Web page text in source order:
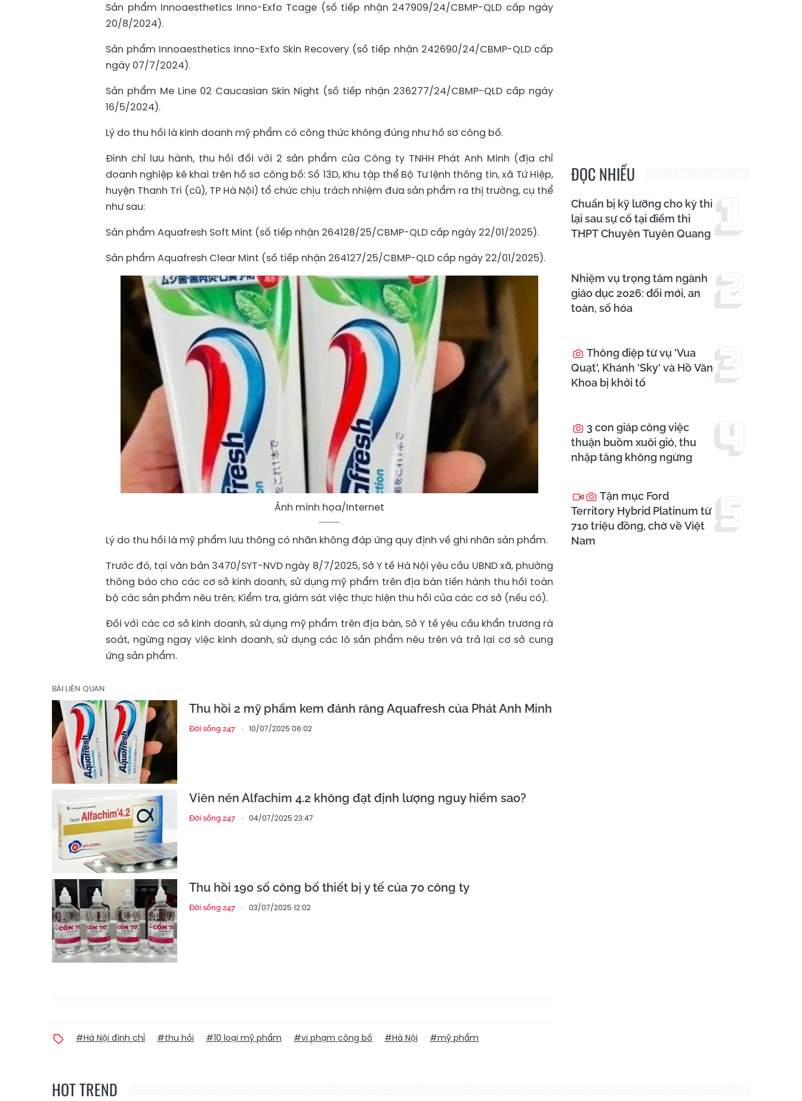
Sản phẩm Innoaesthetics Inno-Exfo Tcage (số tiếp nhận 247909/24/CBMP-QLD cấp ngày
20/8/2024).
Sản phẩm Innoaesthetics Inno-Exfo Skin Recovery (số tiếp nhận 242690/24/CBMP-QLD cấp
ngày 07/7/2024).
Sản phẩm Me Line 02 Caucasian Skin Night (số tiếp nhận 236277/24/CBMP-QLD cấp ngày
16/5/2024).
Lý do thu hồi là kinh doanh mỹ phẩm có công thức không đúng như hồ sơ công bố.
Đình chỉ lưu hành, thu hồi đối với 2 sản phẩm của Công ty TNHH Phát Anh Minh (địa chỉ
doanh nghiệp kê khai trên hồ sơ công bố: Số 13D, Khu tập thể Bộ Tư lệnh thông tin, xã Tứ Hiệp,
huyện Thanh Trì (cũ), TP Hà Nội) tổ chức chịu trách nhiệm đưa sản phẩm ra thị trường, cụ thể
như sau:
Sản phẩm Aquafresh Soft Mint (số tiếp nhận 264128/25/CBMP-QLD cấp ngày 22/01/2025).
Sản phẩm Aquafresh Clear Mint (số tiếp nhận 264127/25/CBMP-QLD cấp ngày 22/01/2025).
Ảnh minh họa/Internet
Lý do thu hồi là mỹ phẩm lưu thông có nhãn không đáp ứng quy định về ghi nhãn sản phẩm.
Trước đó, tại văn bản 3470/SYT-NVD ngày 8/7/2025, Sở Y tế Hà Nội yêu cầu UBND xã, phường
thông báo cho các cơ sở kinh doanh, sử dụng mỹ phẩm trên địa bàn tiến hành thu hồi toàn
bộ các sản phẩm nêu trên; Kiểm tra, giám sát việc thực hiện thu hồi của các cơ sở (nếu có).
Đối với các cơ sở kinh doanh, sử dụng mỹ phẩm trên địa bàn, Sở Y tế yêu cầu khẩn trương rà
soát, ngừng ngay việc kinh doanh, sử dụng các lô sản phẩm nêu trên và trả lại cơ sở cung
ứng sản phẩm.
BÀI LIÊN QUAN
Thu hồi 2 mỹ phẩm kem đánh răng Aquafresh của Phát Anh Minh
Đời sống 247 10/07/2025 06:02
Viên nén Alfachim 4.2 không đạt định lượng nguy hiểm sao?
Đời sống 247 04/07/2025 23:47
Thu hồi 190 số công bố thiết bị y tế của 70 công ty
Đời sống 247 03/07/2025 12:02
#Hà Nội đình chỉ #thu hồi #10 loại mỹ phẩm #vi phạm công bố #Hà Nội #mỹ phẩm
ĐỌC NHIỀU
Chuẩn bị kỹ lưỡng cho kỳ thi
lại sau sự cố tại điểm thi
THPT Chuyên Tuyên Quang
Nhiệm vụ trọng tâm ngành
giáo dục 2026: đổi mới, an
toàn, số hóa
Thông điệp từ vụ 'Vua
Quạt', Khánh 'Sky' và Hồ Văn
Khoa bị khởi tố
3 con giáp công việc
thuận buồm xuôi gió, thu
nhập tăng không ngừng
Tận mục Ford
Territory Hybrid Platinum từ
710 triệu đồng, chờ về Việt
Nam
HOT TREND